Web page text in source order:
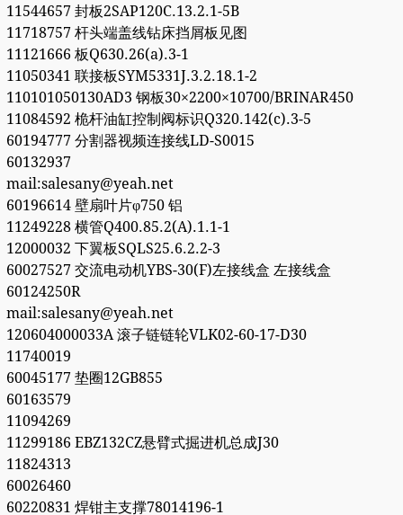
11544657 封板2SAP120C.13.2.1-5B
11718757 杆头端盖线钻床挡屑板见图
11121666 板Q630.26(a).3-1
11050341 联接板SYM5331J.3.2.18.1-2
110101050130AD3 钢板30×2200×10700/BRINAR450
11084592 桅杆油缸控制阀标识Q320.142(c).3-5
60194777 分割器视频连接线LD-S0015
60132937
mail:salesany@yeah.net
60196614 壁扇叶片φ750 铝
11249228 横管Q400.85.2(A).1.1-1
12000032 下翼板SQLS25.6.2.2-3
60027527 交流电动机YBS-30(F)左接线盒 左接线盒
60124250R
mail:salesany@yeah.net
120604000033A 滚子链链轮VLK02-60-17-D30
11740019
60045177 垫圈12GB855
60163579
11094269
11299186 EBZ132CZ悬臂式掘进机总成J30
11824313
60026460
60220831 焊钳主支撑78014196-1